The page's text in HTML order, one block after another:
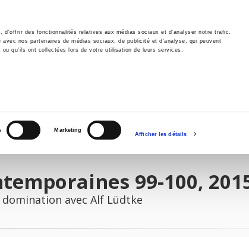
d'offrir des fonctionnalités relatives aux médias sociaux et d'analyser notre trafic.
nos partenaires de médias sociaux, de publicité et d'analyse, qui peuvent
qu'ils ont collectées lors de votre utilisation de leurs services.
Marketing
Afficher les détails
Histoire International
99-100,
avec Alf Lüdtke